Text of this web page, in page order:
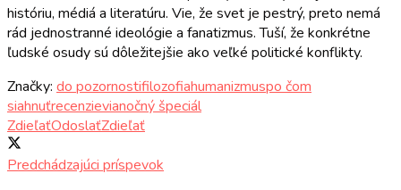
históriu, médiá a literatúru. Vie, že svet je pestrý, preto nemá
rád jednostranné ideológie a fanatizmus. Tuší, že konkrétne
ľudské osudy sú dôležitejšie ako veľké politické konflikty.
Značky: do pozornostifilozofiahumanizmuspo čom
siahnuťrecenzievianočný špeciál
ZdieľaťOdoslaťZdieľať
Predchádzajúci príspevok